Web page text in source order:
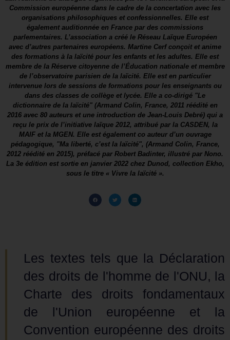
Commission européenne dans le cadre de la concertation avec les
organisations philosophiques et confessionnelles. Elle est
également auditionnée en France par des commissions
parlementaires. L’association a créé le Réseau Laïque Européen
avec d’autres partenaires européens. Martine Cerf conçoit et anime
des formations à la laïcité pour les enfants et les adultes. Elle est
membre de la Réserve citoyenne de l’Éducation nationale et membre
de l’observatoire parisien de la laïcité. Elle est en particulier
intervenue lors de sessions de formations pour les enseignants ou
dans des classes de collège et lycée. Elle a co-dirigé "Le
dictionnaire de la laïcité" (Armand Colin, France, 2011 réédité en
2016 avec 80 auteurs et une introduction de Jean-Louis Debré) qui a
reçu le prix de l’initiative laïque 2012, attribué par la CASDEN, la
MAIF et la MGEN. Elle est également co auteur d’un ouvrage
pédagogique, "Ma liberté, c’est la laïcité", (Armand Colin, France,
2012 réédité en 2015), préfacé par Robert Badinter, illustré par Nono.
La 3e édition est sortie en janvier 2022 chez Dunod, collection Ekho,
sous le titre « Vivre la laïcité ».
Les textes tels que la Déclaration
des droits de l'homme de l'ONU, la
Charte des droits fondamentaux
de l'Union européenne et la
Convention européenne des droits